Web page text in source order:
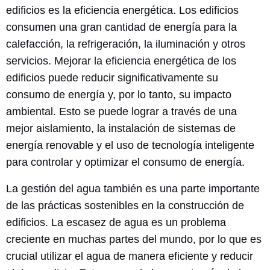
edificios es la eficiencia energética. Los edificios
consumen una gran cantidad de energía para la
calefacción, la refrigeración, la iluminación y otros
servicios. Mejorar la eficiencia energética de los
edificios puede reducir significativamente su
consumo de energía y, por lo tanto, su impacto
ambiental. Esto se puede lograr a través de una
mejor aislamiento, la instalación de sistemas de
energía renovable y el uso de tecnología inteligente
para controlar y optimizar el consumo de energía.
La gestión del agua también es una parte importante
de las prácticas sostenibles en la construcción de
edificios. La escasez de agua es un problema
creciente en muchas partes del mundo, por lo que es
crucial utilizar el agua de manera eficiente y reducir